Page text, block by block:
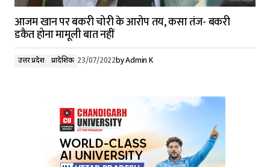
आजम खान पर बकरी चोरी के आरोप तय, कसा तंज- बकरी
डकैत होना मामूली बात नहीं
उत्तर प्रदेश प्रादेशिक 23/07/2022byAdmin K